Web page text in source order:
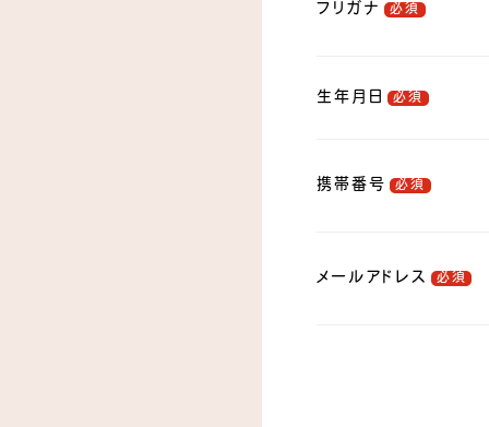
フリガナ 必須
生年月日 必須
携帯番号 必須
メールアドレス 必須